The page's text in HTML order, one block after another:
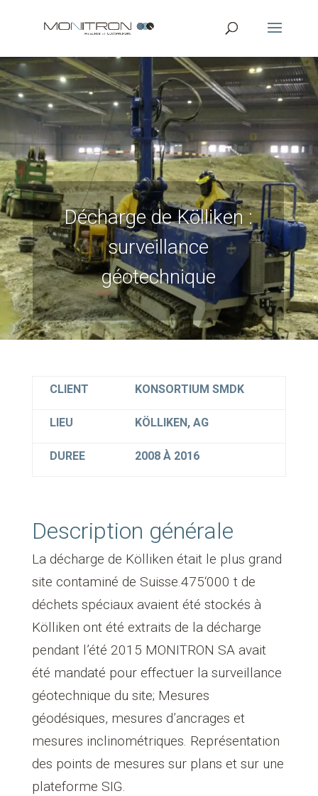
Décharge de Kölliken :
surveillance
géotechnique
CLIENT KONSORTIUM SMDK
LIEU KÖLLIKEN, AG
DUREE 2008 À 2016
Description générale
La décharge de Kölliken était le plus grand
site contaminé de Suisse.475‘000 t de
déchets spéciaux avaient été stockés à
Kölliken ont été extraits de la décharge
pendant l’été 2015 MONITRON SA avait
été mandaté pour effectuer la surveillance
géotechnique du site; Mesures
géodésiques, mesures d’ancrages et
mesures inclinométriques. Représentation
des points de mesures sur plans et sur une
plateforme SIG.